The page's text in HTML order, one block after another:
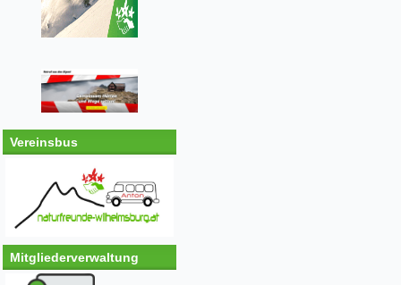
Vereinsbus
Mitgliederverwaltung